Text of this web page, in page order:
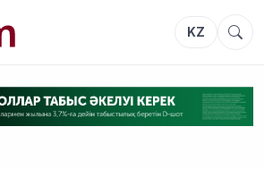
KZ